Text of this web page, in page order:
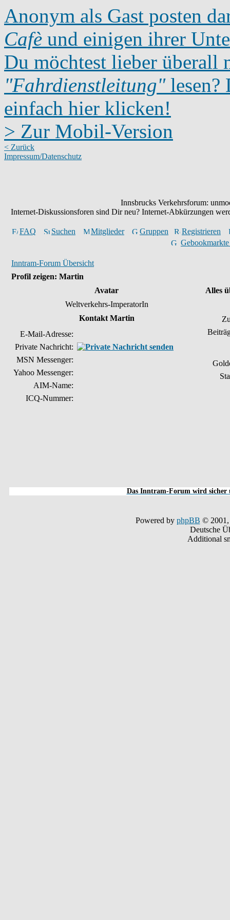
Anonym als Gast posten
Cafè und einigen ihrer
Du möchtest lieber überall
"Fahrdienstleitung"lesen?
einfach hier klicken!
> Zur Mobil-Version
< Zurück
Impressum/Datenschutz
Innsbrucks Verkehrsforum:
Internet-Diskussionsforen sind Dir neu? Internet-Abkürzungen
FAQ Suchen Mitglieder Gruppen
Registrieren
Inntram-Forum Übersicht
Profil zeigen: Martin
Avatar
Alles
Weltverkehrs-ImperatorIn
Kontakt Martin
E-Mail-Adresse:
Private Nachricht:
MSN Messenger:
Yahoo Messenger:
AIM-Name:
ICQ-Nummer:
Das Inntram-Forum wird sicher
Powered by phpBB © 2001,
Deutsche
Additional